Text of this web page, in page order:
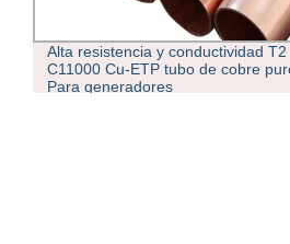
C1100 ETP tubos de cobre en rollos